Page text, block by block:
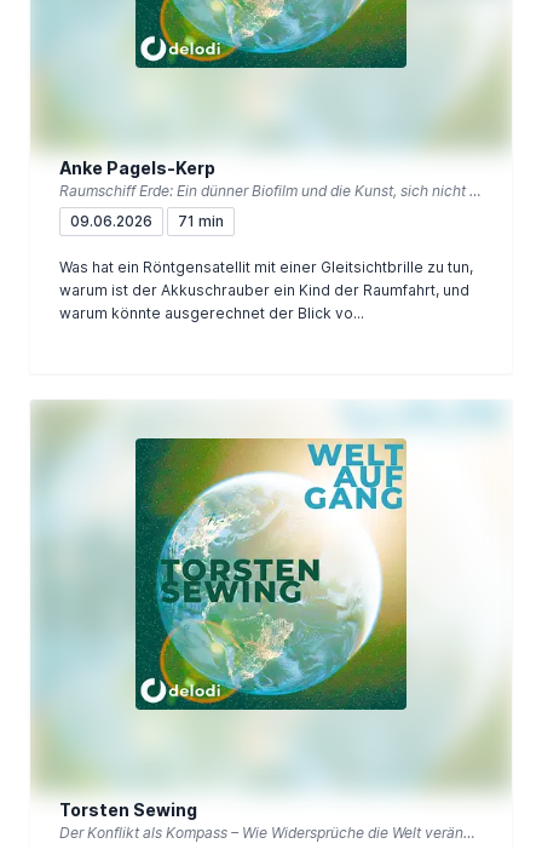
Anke Pagels-Kerp
Raumschiff Erde: Ein dünner Biofilm und die Kunst, sich nicht so wichtig zu nehmen
09.06.2026
71 min
Was hat ein Röntgensatellit mit einer Gleitsichtbrille zu tun,
warum ist der Akkuschrauber ein Kind der Raumfahrt, und
warum könnte ausgerechnet der Blick vo...
Torsten Sewing
Der Konflikt als Kompass – Wie Widersprüche die Welt verändern